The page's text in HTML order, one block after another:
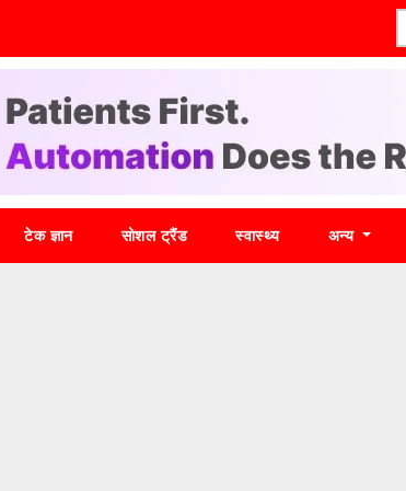
टेक ज्ञान सोशल ट्रैंड स्वास्थ्य अन्य